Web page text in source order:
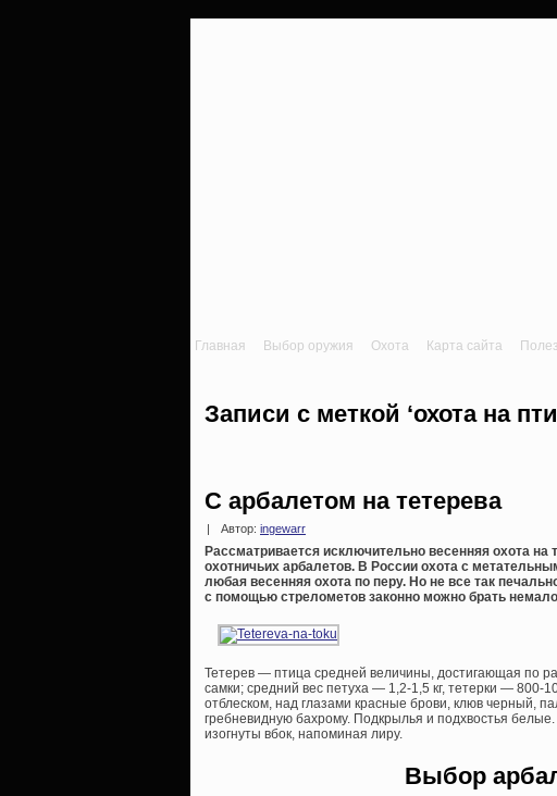
Главная Выбор оружия Охота Карта сайта
Записи с меткой ‘охота на
С арбалетом на тетерева
Автор: ingewarr
Рассматривается исключительно весенняя охота
охотничьих арбалетов. В России охота с
любая весенняя охота по перу. Но не все так
с помощью стрелометов законно можно брать
Тетерев — птица средней величины, достигающая по
самки; средний вес петуха — 1,2-1,5 кг, тетерки — 800-
отблеском, над глазами красные брови, клюв черный,
гребневидную бахрому. Подкрылья и подхвостья
изогнуты вбок, напоминая лиру.
Выбор